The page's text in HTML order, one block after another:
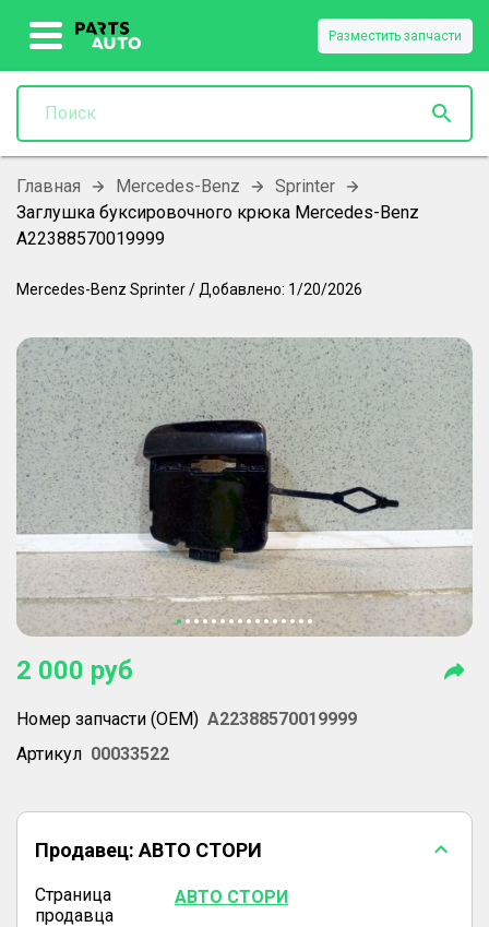
Разместить запчасти
Главная Mercedes-Benz
Sprinter
Заглушка буксировочного крюка Mercedes-Benz
A22388570019999
Mercedes-Benz Sprinter/ Добавлено: 1/20/2026
2 000 руб
Номер запчасти (OEM) A22388570019999
Артикул 00033522
Продавец: АВТО СТОРИ
Страница
продавца
АВТО СТОРИ